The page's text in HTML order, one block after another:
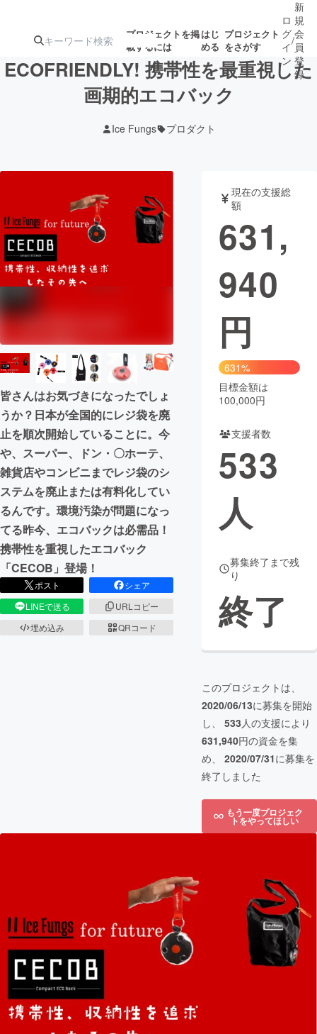
プロジェクトを掲
載するには
はじ
める
プロジェクト
をさがす
ジェクト
募集終了が近いプ
ロジェクト
音楽
テクノロジー・ガジェット ゲーム・サ
映像・映画
まちづくり・地域活性化
CAMPFIRE for Social Good
CAMPFIRE Creation
CAMPFIREふるさと納税machi-ya コミュニティ
ロ
グ
イ
ン
/
新
規
会
員
登
録
ECOFRIENDLY! 携帯性を最重視した
画期的エコバック
Ice Fungs プロダクト
皆さんはお気づきになったでしょ
うか？日本が全国的にレジ袋を廃
止を順次開始していることに。今
や、スーパー、ドン・〇ホーテ、
雑貨店やコンビニまでレジ袋のシ
ステムを廃止または有料化してい
るんです。環境汚染が問題になっ
てる昨今、エコバックは必需品！
携帯性を重視したエコバック
「CECOB」登場！
ポスト
シェア
LINEで送る
URLコピー
埋め込み
QRコード
現在の支援総
額
631,
940
円
631%
目標金額は
100,000円
支援者数
533
人
募集終了まで残
り
終了
このプロジェクトは、
2020/06/13に募集を開始
し、 533人の支援により
631,940円の資金を集
め、 2020/07/31に募集を
終了しました
もう一度プロジェク
トをやってほしい